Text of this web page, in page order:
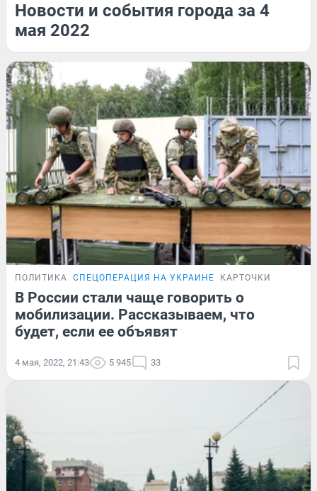
Новости и события города за 4
мая 2022
ПОЛИТИКА СПЕЦОПЕРАЦИЯ НА УКРАИНЕ КАРТОЧКИ
В России стали чаще говорить о
мобилизации. Рассказываем, что
будет, если ее объявят
4 мая, 2022, 21:43 5 945 33